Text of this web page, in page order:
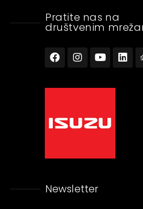
Pratite nas na
društvenim
Newsletter